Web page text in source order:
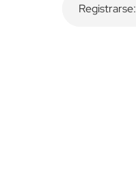
Registrarse: